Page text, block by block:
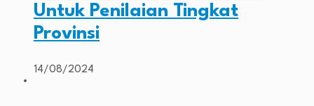
Untuk Penilaian Tingkat
Provinsi
14/08/2024